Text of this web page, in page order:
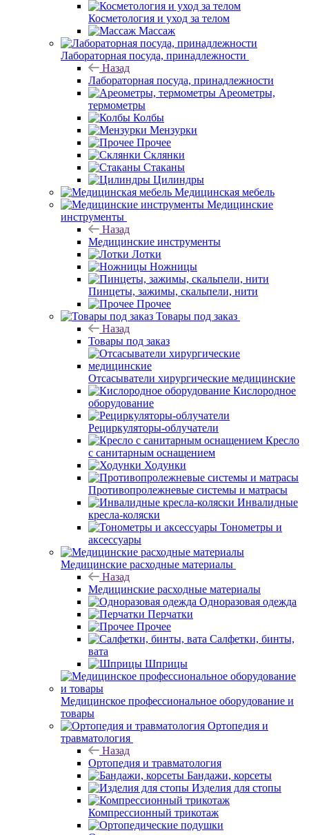
Косметология и уход за телом
Массаж
Лабораторная посуда, принадлежности
Назад
Лабораторная посуда, принадлежности
Ареометры,
термометры
Колбы
Мензурки
Прочее
Склянки
Стаканы
Цилиндры
Медицинская мебель
Медицинские
инструменты
Назад
Медицинские инструменты
Лотки
Ножницы
Пинцеты, зажимы, скальпели, нити
Прочее
Товары под заказ
Назад
Товары под заказ
Отсасыватели хирургические медицинские
Кислородное
оборудование
Рециркуляторы-облучатели
Кресло
с санитарным оснащением
Ходунки
Противопролежневые системы и матрасы
Инвалидные
кресла-коляски
Тонометры и
аксессуары
Медицинские расходные материалы
Назад
Медицинские расходные материалы
Одноразовая одежда
Перчатки
Прочее
Салфетки, бинты,
вата
Шприцы
Медицинское профессиональное оборудование и
товары
Ортопедия и
травматология
Назад
Ортопедия и травматология
Бандажи, корсеты
Изделия для стопы
Компрессионный трикотаж